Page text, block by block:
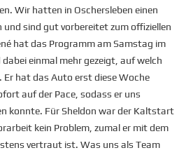
Wir hatten in Oschersleben einen
und sind gut vorbereitet zum offiziellen
hat das Programm am Samstag im
einmal mehr gezeigt, auf welch
Er hat das Auto erst diese Woche
auf der Pace, sodass er uns
konnte. Für Sheldon war der Kaltstart
kein Problem, zumal er mit dem
vertraut ist. Was uns als Team